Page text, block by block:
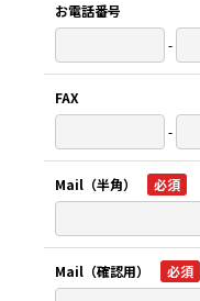
お電話番号
-
FAX
-
Mail（半角） 必須
Mail（確認用） 必須